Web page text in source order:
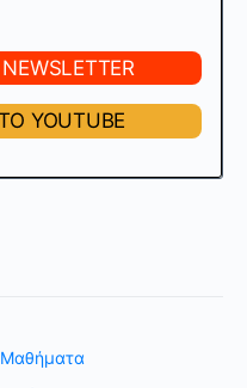
YOUTUBE